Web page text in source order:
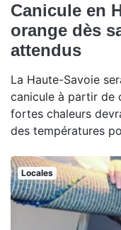
Canicule en
orange dès
attendus
La Haute-Savoie
canicule à partir de
fortes chaleurs
des températures
Locales